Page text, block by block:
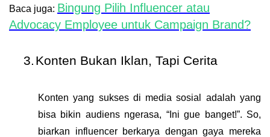
Baca juga: Bingung Pilih Influencer atau
Advocacy Employee untuk Campaign Brand?
3. Konten Bukan Iklan, Tapi Cerita
Konten yang sukses di media sosial adalah yang
bisa bikin audiens ngerasa, “Ini gue banget!”. So,
biarkan influencer berkarya dengan gaya mereka